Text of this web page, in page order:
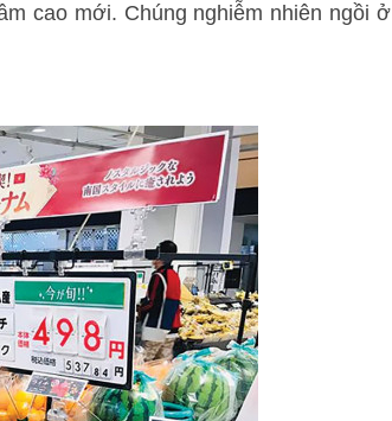
cao mới. Chúng nghiễm nhiên ngồi ở